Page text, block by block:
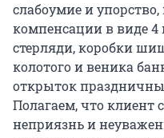
слабоумие и упорство,
компенсации в виде
стерляди, коробки
колотого и веника
открыток
Полагаем, что клиент
неприязнь и